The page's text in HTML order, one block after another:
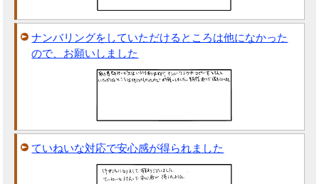
ナンバリングをしていただけるところは他になかった
ので、お願いしました
ていねいな対応で安心感が得られました